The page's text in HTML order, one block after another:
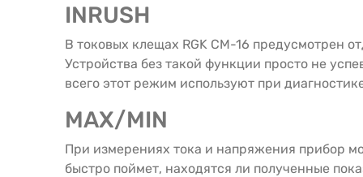
INRUSH
В токовых клещах RGK CM-16 предусмотрен
Устройства без такой функции просто не
всего этот режим используют при
MAX/MIN
При измерениях тока и напряжения прибор
быстро поймет, находятся ли полученные